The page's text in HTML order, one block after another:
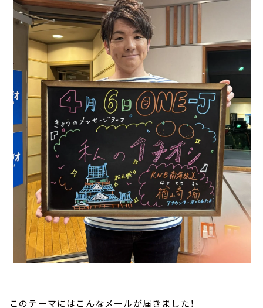
このテーマにはこんなメールが届きました！